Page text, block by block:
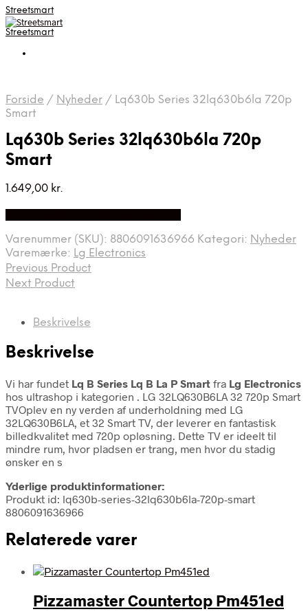
Streetsmart
Streetsmart
Forside / Nyheder / Lq630b Series 32lq630b6la 720p
Smart
Lq630b Series 32lq630b6la 720p
Smart
1.649,00 kr.
Varenummer (SKU): 8806091636966 Kategori: Nyheder
Varemærke: Lg Electronics
Previous Product
Next Product
Beskrivelse
Beskrivelse
Vi har fundet Lq B Series Lq B La P Smart fra Lg Electronics
hos ultrashop i kategorien . LG 32LQ630B6LA 32 720p Smart
TVOplev en ny verden af underholdning med LG
32LQ630B6LA, et 32 Smart TV, der leverer en fantastisk
billedkvalitet med 720p opløsning. Dette TV er ideelt til
mindre rum, hvor pladsen er trang, men hvor du stadig
ønsker en s
Yderlige produktinformationer:
Produkt id: lq630b-series-32lq630b6la-720p-smart
8806091636966
Relaterede varer
Pizzamaster Countertop Pm451ed